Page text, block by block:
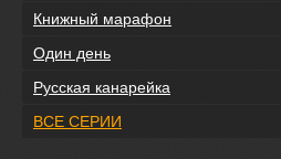
Книжный марафон
Один день
Русская канарейка
ВСЕ СЕРИИ